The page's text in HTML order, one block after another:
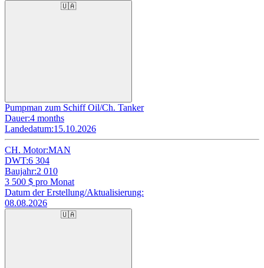
🇺🇦
Pumpman zum Schiff Oil/Ch. Tanker
Dauer:4 months
Landedatum:15.10.2026
CH. Motor:MAN
DWT:6 304
Baujahr:2 010
3 500 $ pro Monat
Datum der Erstellung/Aktualisierung:
08.08.2026
🇺🇦